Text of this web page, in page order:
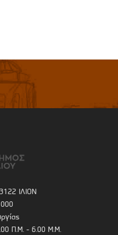
ΙΛΙΟΝ
Π.Μ. - 6.00 Μ.Μ.